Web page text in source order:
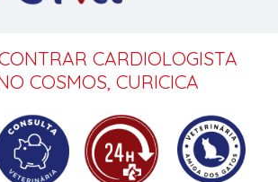
CARDIOLOGISTA
COSMOS, CURICICA